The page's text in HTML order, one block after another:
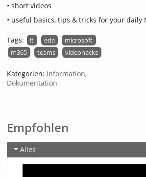
• short videos
• useful basics, tips & tricks for your daily
Tags: it eda
microsoft
m365
teams videohacks
Kategorien: Information,
Dokumentation
Empfohlen
Alles